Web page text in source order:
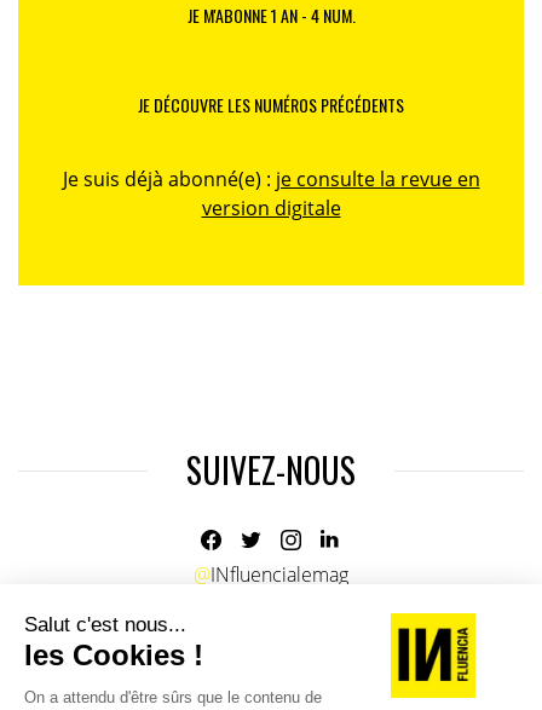
JE M'ABONNE 1 AN - 4 NUM.
JE DÉCOUVRE LES NUMÉROS PRÉCÉDENTS
Je suis déjà abonné(e) : je consulte la revue en
version digitale
SUIVEZ-NOUS
@INfluencialemag